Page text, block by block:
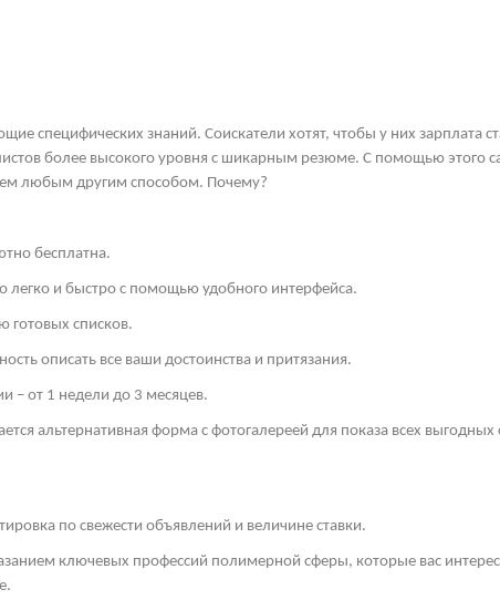
специфических знаний. Соискатели хотят, чтобы у них зарплата
более высокого уровня с шикарным резюме. С помощью этого
любым другим способом. Почему?
бесплатна.
легко и быстро с помощью удобного интерфейса.
готовых списков.
описать все ваши достоинства и притязания.
от 1 недели до 3 месяцев.
альтернативная форма с фотогалереей для показа всех выгодных
по свежести объявлений и величине ставки.
ключевых профессий полимерной сферы, которые вас